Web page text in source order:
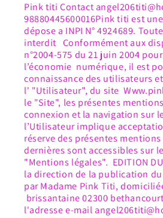
Pink titi Contact
98880445600016Pink titi est
dépose a INPI N° 4924689.
interdit Conformément aux
n°2004-575 du 21 juin 2004
l’économie numérique, il est
connaissance des utilisateurs
l' "Utilisateur", du site
le "Site", les présentes
connexion et la navigation sur
l’Utilisateur implique
réserve des présentes
dernières sont accessibles sur
"Mentions légales". EDITION
la direction de la publication du
par Madame Pink Titi,
brissantaine 02300
l'adresse e-mail